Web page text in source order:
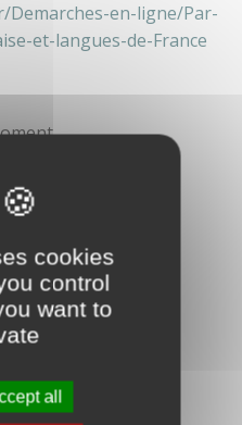
cookies
control
want to
all
en-ligne/Par-
et-langues-de-France